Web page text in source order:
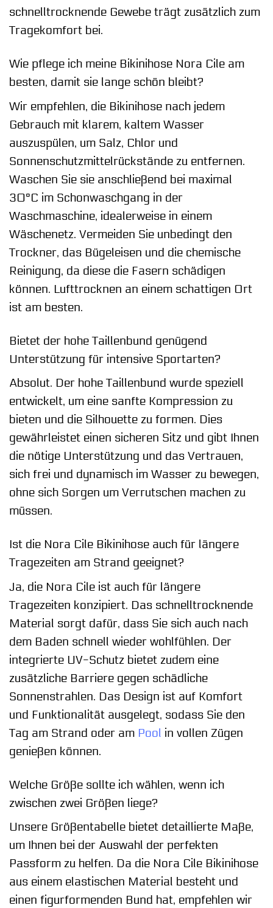
schnelltrocknende Gewebe trägt zusätzlich zum
Tragekomfort bei.
Wie pflege ich meine Bikinihose Nora Cile am
besten, damit sie lange schön bleibt?
Wir empfehlen, die Bikinihose nach jedem
Gebrauch mit klarem, kaltem Wasser
auszuspülen, um Salz, Chlor und
Sonnenschutzmittelrückstände zu entfernen.
Waschen Sie sie anschließend bei maximal
30°C im Schonwaschgang in der
Waschmaschine, idealerweise in einem
Wäschenetz. Vermeiden Sie unbedingt den
Trockner, das Bügeleisen und die chemische
Reinigung, da diese die Fasern schädigen
können. Lufttrocknen an einem schattigen Ort
ist am besten.
Bietet der hohe Taillenbund genügend
Unterstützung für intensive Sportarten?
Absolut. Der hohe Taillenbund wurde speziell
entwickelt, um eine sanfte Kompression zu
bieten und die Silhouette zu formen. Dies
gewährleistet einen sicheren Sitz und gibt Ihnen
die nötige Unterstützung und das Vertrauen,
sich frei und dynamisch im Wasser zu bewegen,
ohne sich Sorgen um Verrutschen machen zu
müssen.
Ist die Nora Cile Bikinihose auch für längere
Tragezeiten am Strand geeignet?
Ja, die Nora Cile ist auch für längere
Tragezeiten konzipiert. Das schnelltrocknende
Material sorgt dafür, dass Sie sich auch nach
dem Baden schnell wieder wohlfühlen. Der
integrierte UV-Schutz bietet zudem eine
zusätzliche Barriere gegen schädliche
Sonnenstrahlen. Das Design ist auf Komfort
und Funktionalität ausgelegt, sodass Sie den
Tag am Strand oder am Pool in vollen Zügen
genießen können.
Welche Größe sollte ich wählen, wenn ich
zwischen zwei Größen liege?
Unsere Größentabelle bietet detaillierte Maße,
um Ihnen bei der Auswahl der perfekten
Passform zu helfen. Da die Nora Cile Bikinihose
aus einem elastischen Material besteht und
einen figurformenden Bund hat, empfehlen wir